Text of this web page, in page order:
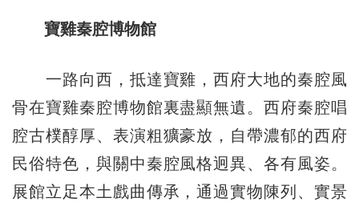
寶雞秦腔博物館
一路向西，抵達寶雞，西府大地的秦腔風
骨在寶雞秦腔博物館裏盡顯無遺。西府秦腔唱
腔古樸醇厚、表演粗獷豪放，自帶濃郁的西府
民俗特色，與關中秦腔風格迥異、各有風姿。
展館立足本土戲曲傳承，通過實物陳列、實景